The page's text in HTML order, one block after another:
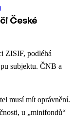
České
ZISIF, podléhá
subjektu. ČNB a
musí mít oprávnění.
u „minifondů“